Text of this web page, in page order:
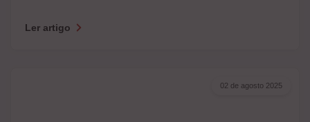
Ler artigo
02 de agosto 2025